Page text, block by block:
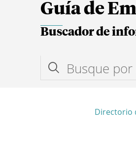
Guía de
Buscador de
Directorio